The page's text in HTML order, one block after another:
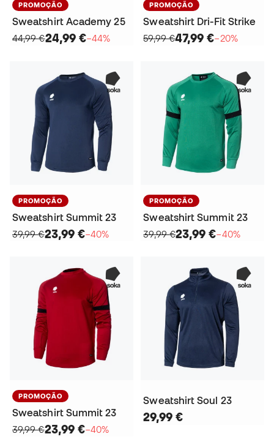
PROMOÇÃO
Sweatshirt Academy 25
44,99 €24,99 €−44%
PROMOÇÃO
Sweatshirt Dri-Fit Strike
59,99 €47,99 €−20%
PROMOÇÃO
Sweatshirt Summit 23
39,99 €23,99 €−40%
PROMOÇÃO
Sweatshirt Summit 23
39,99 €23,99 €−40%
PROMOÇÃO
Sweatshirt Summit 23
39,99 €23,99 €−40%
Sweatshirt Soul 23
29,99 €